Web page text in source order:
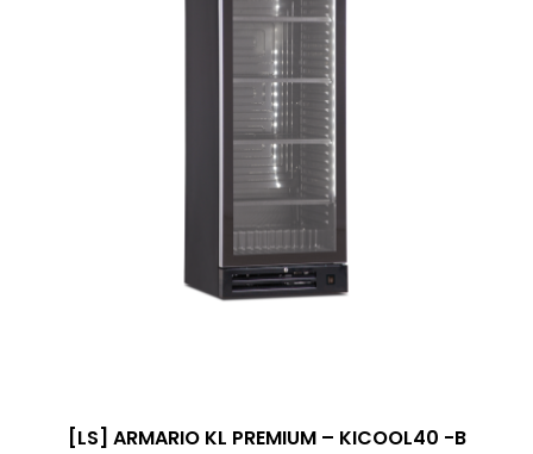
[LS] ARMARIO KL PREMIUM – KICOOL40 -B